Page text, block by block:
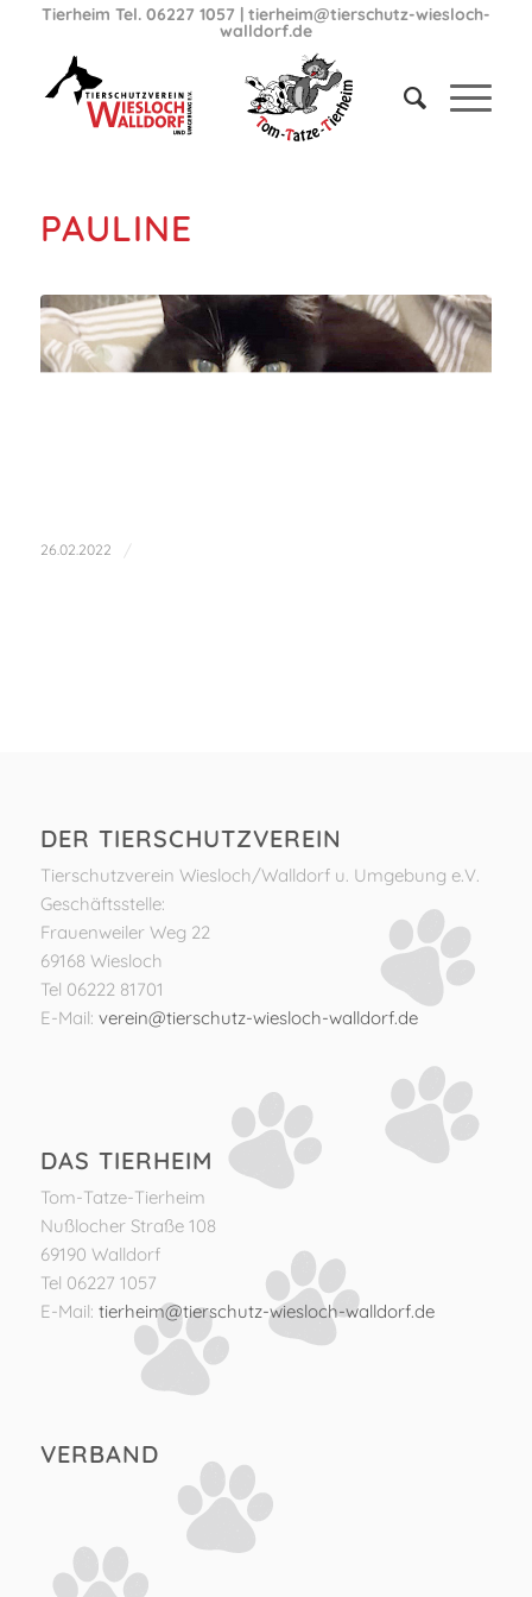
Tierheim Tel. 06227 1057| tierheim@tierschutz-wiesloch-
walldorf.de
PAULINE
26.02.2022 /
DER TIERSCHUTZVEREIN
Tierschutzverein Wiesloch/Walldorf u. Umgebung e.V.
Geschäftsstelle:
Frauenweiler Weg 22
69168 Wiesloch
Tel 06222 81701
E-Mail: verein@tierschutz-wiesloch-walldorf.de
DAS TIERHEIM
Tom-Tatze-Tierheim
Nußlocher Straße 108
69190 Walldorf
Tel 06227 1057
E-Mail: tierheim@tierschutz-wiesloch-walldorf.de
VERBAND